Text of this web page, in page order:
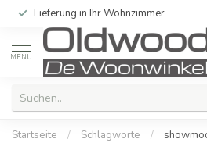
Lieferung in Ihr Wohnzimmer
MENU
Startseite / Schlagworte /